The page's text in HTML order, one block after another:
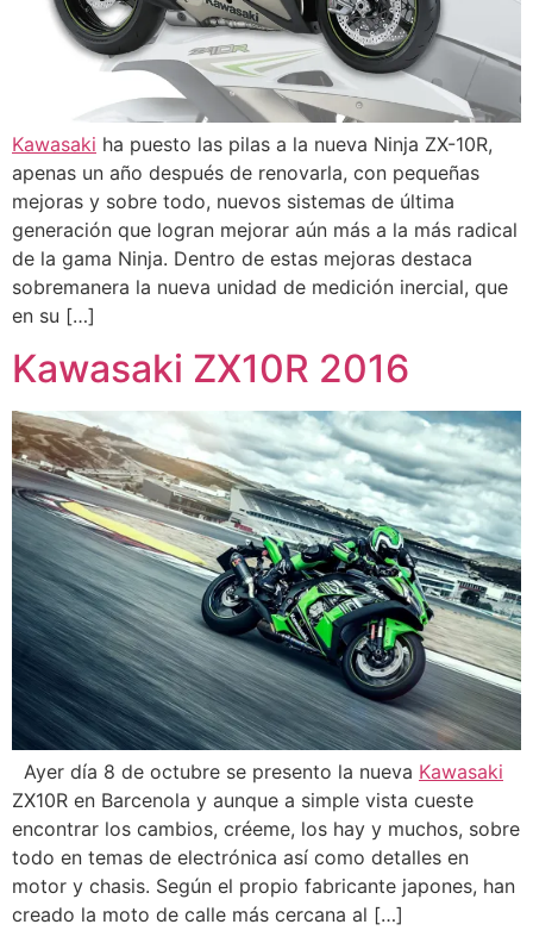
Kawasaki ha puesto las pilas a la nueva Ninja ZX-10R,
apenas un año después de renovarla, con pequeñas
mejoras y sobre todo, nuevos sistemas de última
generación que logran mejorar aún más a la más radical
de la gama Ninja. Dentro de estas mejoras destaca
sobremanera la nueva unidad de medición inercial, que
en su […]
Kawasaki ZX10R 2016
Ayer día 8 de octubre se presento la nueva Kawasaki
ZX10R en Barcenola y aunque a simple vista cueste
encontrar los cambios, créeme, los hay y muchos, sobre
todo en temas de electrónica así como detalles en
motor y chasis. Según el propio fabricante japones, han
creado la moto de calle más cercana al […]